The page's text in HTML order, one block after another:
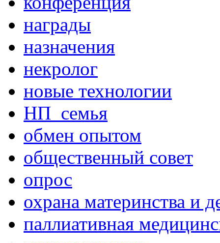
награды
назначения
некролог
новые технологии
НП_семья
обмен опытом
общественный совет
опрос
охрана материнства и
паллиативная